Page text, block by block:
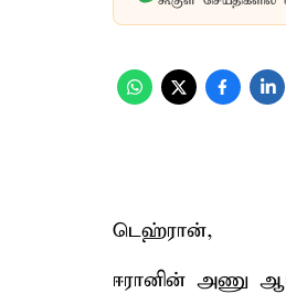
டெஹ்ரான்,
ஈரானின் அணு